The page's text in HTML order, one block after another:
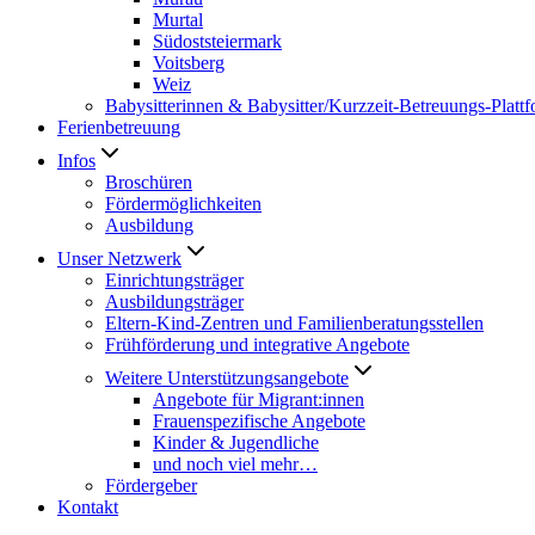
Murtal
Südoststeiermark
Voitsberg
Weiz
Babysitterinnen & Babysitter/Kurzzeit-Betreuungs-
Ferienbetreuung
Infos
Broschüren
Fördermöglichkeiten
Ausbildung
Unser Netzwerk
Einrichtungsträger
Ausbildungsträger
Eltern-Kind-Zentren und Familienberatungsstellen
Frühförderung und integrative Angebote
Weitere Unterstützungsangebote
Angebote für Migrant:innen
Frauenspezifische Angebote
Kinder & Jugendliche
und noch viel mehr…
Fördergeber
Kontakt